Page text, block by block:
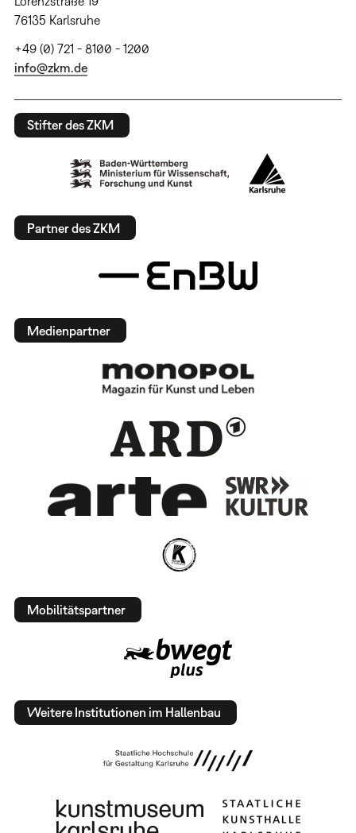
76135 Karlsruhe
+49 (0) 721 - 8100 - 1200
info@zkm.de
Stifter des ZKM
Partner des ZKM
Medienpartner
Mobilitätspartner
Weitere Institutionen im Hallenbau